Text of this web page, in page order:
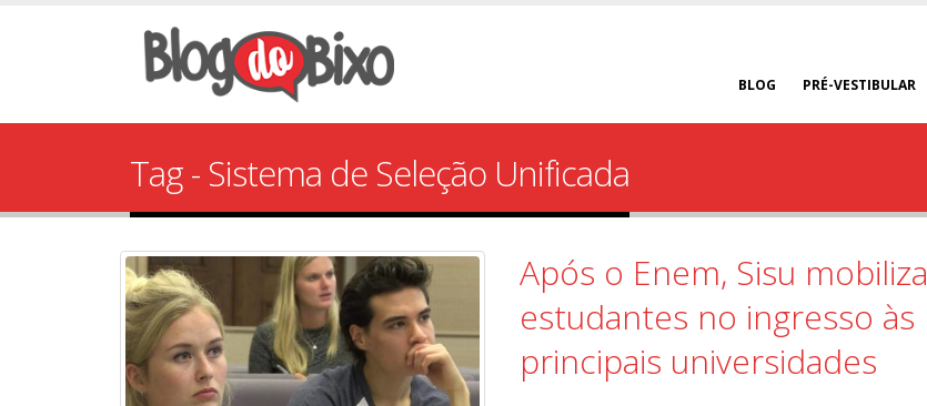
BLOG PRÉ-VESTIBULAR
Tag - Sistema de Seleção Unificada
Após o Enem, Sisu mobiliza
estudantes no ingresso às
principais universidades